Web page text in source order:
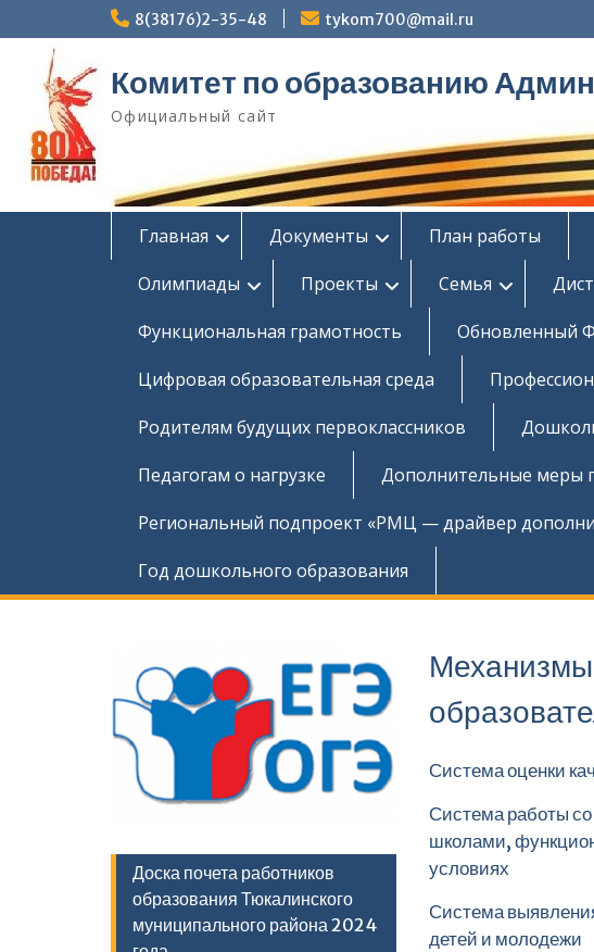
к
содержимому
8(38176)2-35-48 tykom700@mail.ru
Комитет по образованию
Официальный сайт
Главная Документы План работы
Олимпиады
Проекты Семья
Функциональная грамотность
Обновленный
Цифровая образовательная среда
Родителям будущих первоклассников
Педагогам о нагрузке
Дополнительные меры
Региональный подпроект «РМЦ — драйвер
Год дошкольного образования
Механизмы
Система оценки
Система работы
школами,
условиях
Система
детей и молодежи
Доска почета работников
образования Тюкалинского
муниципального района 2024